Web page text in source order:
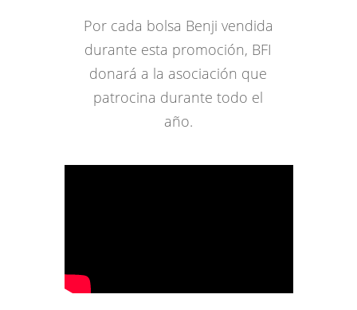
Por cada bolsa Benji vendida
durante esta promoción, BFI
donará a la asociación que
patrocina durante todo el
año.